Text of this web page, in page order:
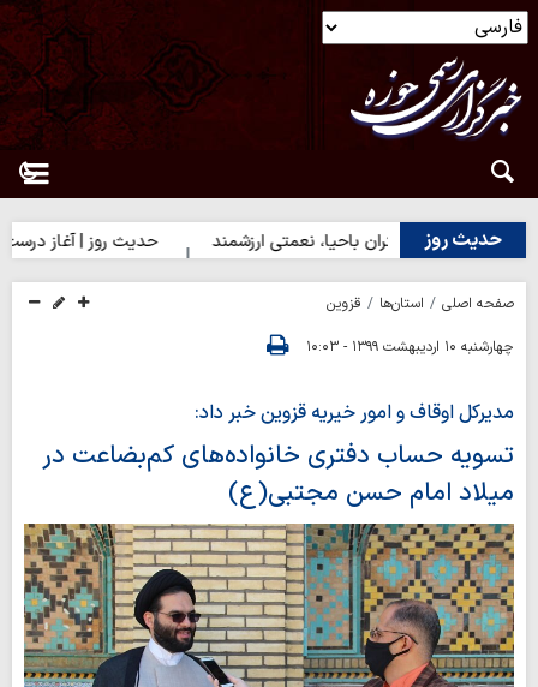
حدیث روز
روز | دختران باحیا، نعمتی ارزشمند حدیث روز | آغاز درست کارها
صفحه اصلی استان‌ها
قزوین
چهارشنبه ۱۰ اردیبهشت ۱۳۹۹ - ۱۰:۰۳
مدیرکل اوقاف و امور خیریه قزوین خبر داد:
تسویه حساب دفتری خانواده‌های کم‌بضاعت در
میلاد امام حسن مجتبی(ع)